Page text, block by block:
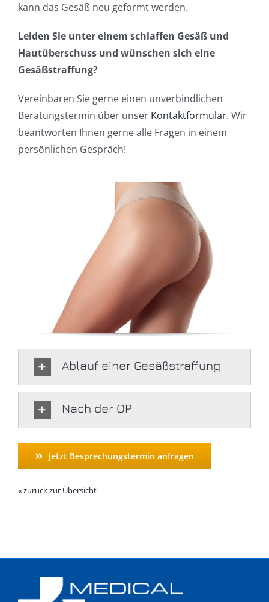
kann das Gesäß neu geformt werden.
Leiden Sie unter einem schlaffen Gesäß und
Hautüberschuss und wünschen sich eine
Gesäßstraffung?
Vereinbaren Sie gerne einen unverbindlichen
Beratungstermin über unser Kontaktformular. Wir
beantworten Ihnen gerne alle Fragen in einem
persönlichen Gespräch!
Ablauf einer Gesäßstraffung
Nach der OP
Jetzt Besprechungstermin anfragen
« zurück zur Übersicht